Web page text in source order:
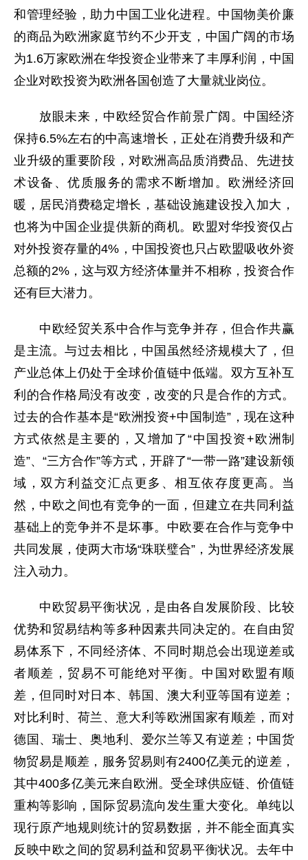
和管理经验，助力中国工业化进程。中国物美价廉
的商品为欧洲家庭节约不少开支，中国广阔的市场
为1.6万家欧洲在华投资企业带来了丰厚利润，中国
企业对欧投资为欧洲各国创造了大量就业岗位。
放眼未来，中欧经贸合作前景广阔。中国经济
保持6.5%左右的中高速增长，正处在消费升级和产
业升级的重要阶段，对欧洲高品质消费品、先进技
术设备、优质服务的需求不断增加。欧洲经济回
暖，居民消费稳定增长，基础设施建设投入加大，
也将为中国企业提供新的商机。欧盟对华投资仅占
对外投资存量的4%，中国投资也只占欧盟吸收外资
总额的2%，这与双方经济体量并不相称，投资合作
还有巨大潜力。
中欧经贸关系中合作与竞争并存，但合作共赢
是主流。与过去相比，中国虽然经济规模大了，但
产业总体上仍处于全球价值链中低端。双方互补互
利的合作格局没有改变，改变的只是合作的方式。
过去的合作基本是“欧洲投资+中国制造”，现在这种
方式依然是主要的，又增加了“中国投资+欧洲制
造”、“三方合作”等方式，开辟了“一带一路”建设新领
域，双方利益交汇点更多、相互依存度更高。当
然，中欧之间也有竞争的一面，但建立在共同利益
基础上的竞争并不是坏事。中欧要在合作与竞争中
共同发展，使两大市场“珠联璧合”，为世界经济发展
注入动力。
中欧贸易平衡状况，是由各自发展阶段、比较
优势和贸易结构等多种因素共同决定的。在自由贸
易体系下，不同经济体、不同时期总会出现逆差或
者顺差，贸易不可能绝对平衡。中国对欧盟有顺
差，但同时对日本、韩国、澳大利亚等国有逆差；
对比利时、荷兰、意大利等欧洲国家有顺差，而对
德国、瑞士、奥地利、爱尔兰等又有逆差；中国货
物贸易是顺差，服务贸易则有2400亿美元的逆差，
其中400多亿美元来自欧洲。受全球供应链、价值链
重构等影响，国际贸易流向发生重大变化。单纯以
现行原产地规则统计的贸易数据，并不能全面真实
反映中欧之间的贸易利益和贸易平衡状况。去年中